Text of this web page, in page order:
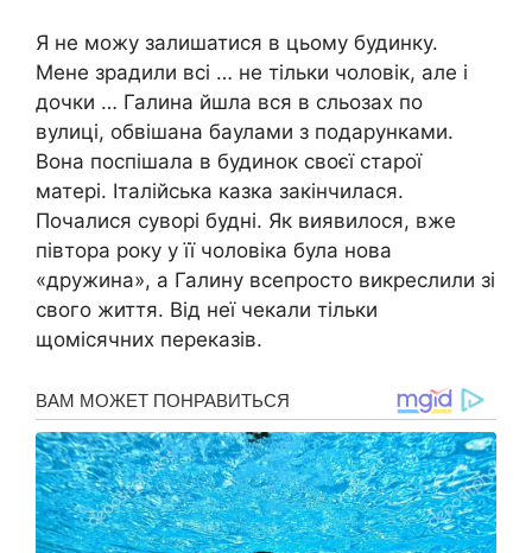
Я не можу залишатися в цьому будинку.
Мене зрадили всі … не тільки чоловік, але і
дочки … Галина йшла вся в сльозах по
вулиці, обвішана баулами з подарунками.
Вона поспішала в будинок своєї старої
матері. Італійська казка закінчилася.
Почалися суворі будні. Як виявилося, вже
півтора року у її чоловіка була нова
«дружина», а Галину всепросто викреслили зі
свого життя. Від неї чекали тільки
щомісячних переказів.